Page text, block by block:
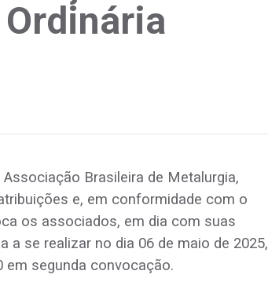
Brasileira de Metalurgia,
e, em conformidade com o
os associados, em dia com suas
a se realizar no dia 06 de maio de 2025,
em segunda convocação.